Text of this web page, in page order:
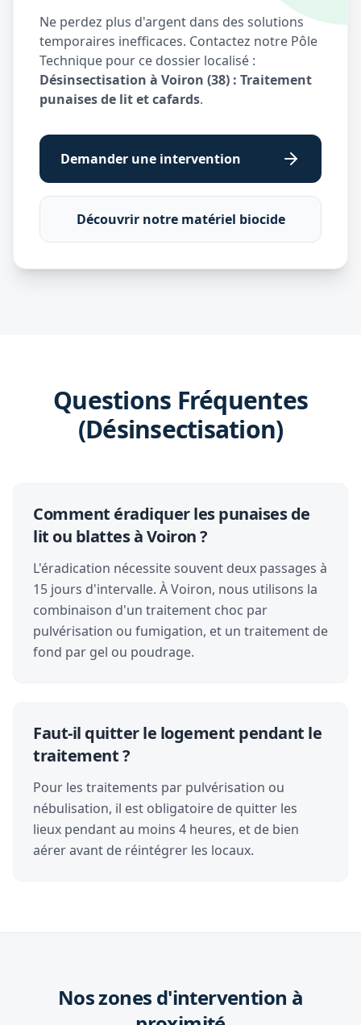
Ne perdez plus d'argent dans des solutions
temporaires inefficaces. Contactez notre Pôle
Technique pour ce dossier localisé :
Désinsectisation à Voiron (38) : Traitement
punaises de lit et cafards.
Demander une intervention
Découvrir notre matériel biocide
Questions Fréquentes
(Désinsectisation)
Comment éradiquer les punaises de
lit ou blattes à Voiron ?
L'éradication nécessite souvent deux passages à
15 jours d'intervalle. À Voiron, nous utilisons la
combinaison d'un traitement choc par
pulvérisation ou fumigation, et un traitement de
fond par gel ou poudrage.
Faut-il quitter le logement pendant le
traitement ?
Pour les traitements par pulvérisation ou
nébulisation, il est obligatoire de quitter les
lieux pendant au moins 4 heures, et de bien
aérer avant de réintégrer les locaux.
Nos zones d'intervention à